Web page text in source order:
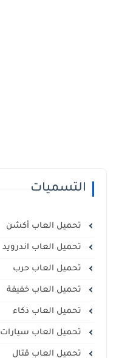
التسميات
تحميل العاب أكشن
تحميل العاب اندرويد
تحميل العاب حرب
تحميل العاب خفيفة
تحميل العاب ذكاء
تحميل العاب سيارات
تحميل العاب قتال